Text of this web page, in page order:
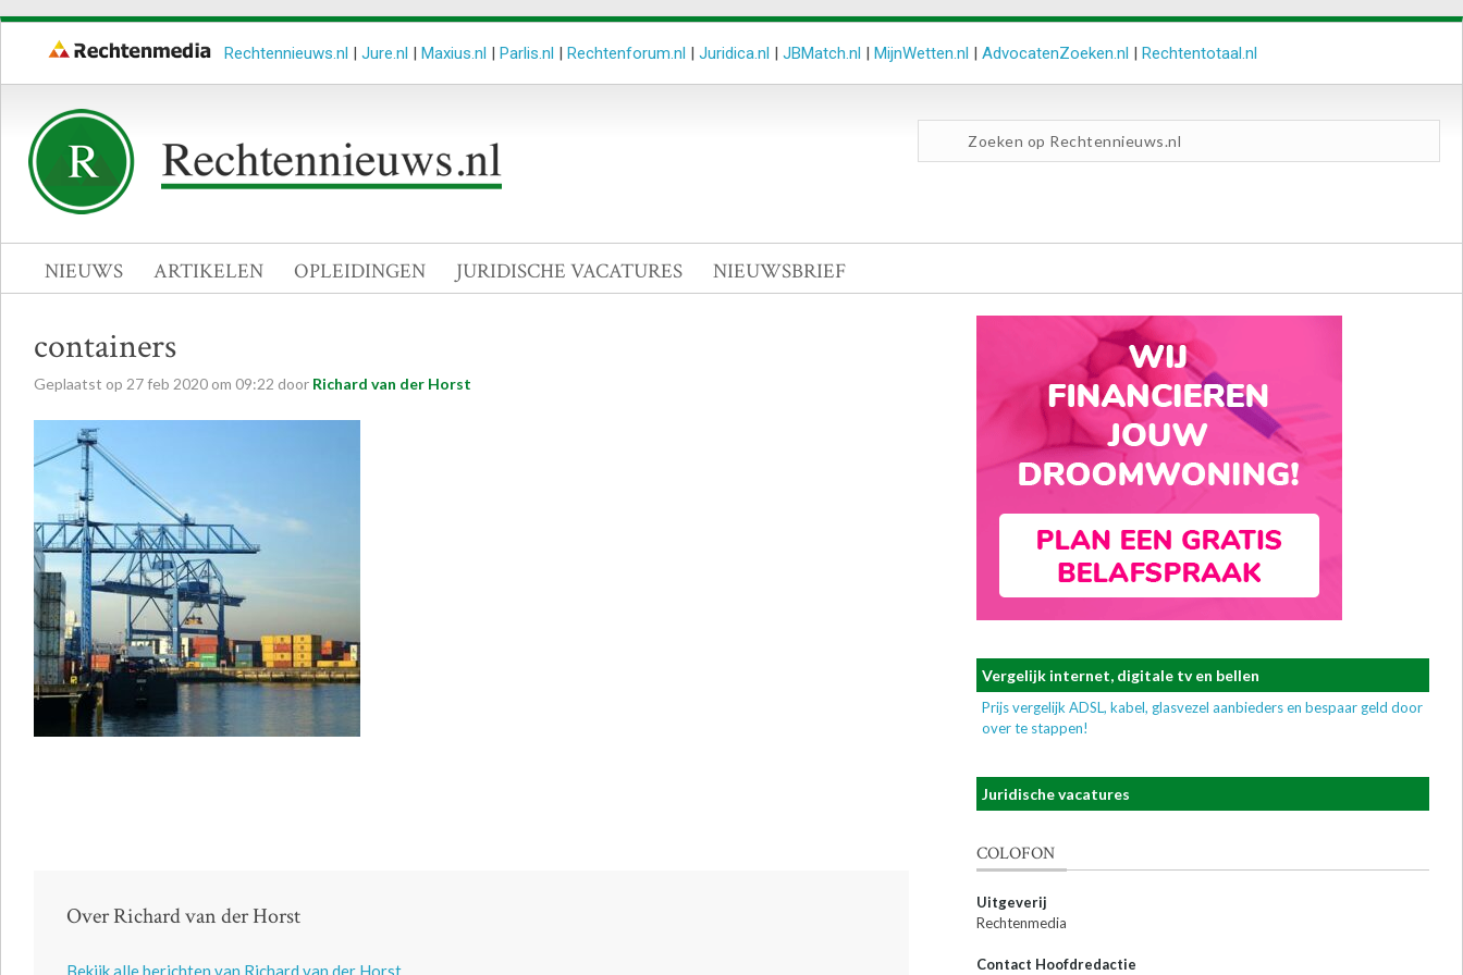
Rechtennieuws.nl | Jure.nl | Maxius.nl | Parlis.nl | Rechtenforum.nl | Juridica.nl | JBMatch.nl | MijnWetten.nl | AdvocatenZoeken.nl | Rechtentotaal.nl
NIEUWS ARTIKELEN OPLEIDINGEN JURIDISCHE VACATURES NIEUWSBRIEF
containers
Geplaatst op 27feb 2020 om 09:22 door Richard van der Horst
Over Richard van der Horst
Bekijk alle berichten van Richard van der Horst
Vergelijk internet, digitale tv en bellen
Prijs vergelijk ADSL, kabel, glasvezel aanbieders en bespaar geld door
over te stappen!
Juridische vacatures
COLOFON
Uitgeverij
Rechtenmedia
Contact Hoofdredactie